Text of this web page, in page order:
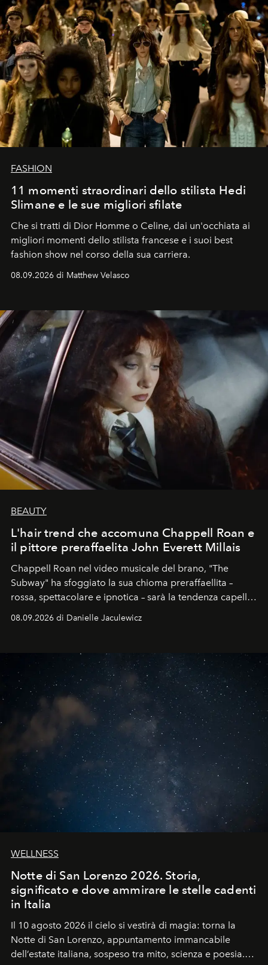
FASHION
11 momenti straordinari dello stilista Hedi
Slimane e le sue migliori sfilate
Che si tratti di Dior Homme o Celine, dai un'occhiata ai
migliori momenti dello stilista francese e i suoi best
fashion show nel corso della sua carriera.
08.09.2026 di Matthew Velasco
BEAUTY
L'hair trend che accomuna Chappell Roan e
il pittore preraffaelita John Everett Millais
Chappell Roan nel video musicale del brano, "The
Subway" ha sfoggiato la sua chioma preraffaellita –
rossa, spettacolare e ipnotica – sarà la tendenza capelli
dell'autunno?
08.09.2026 di Danielle Jaculewicz
WELLNESS
Notte di San Lorenzo 2026. Storia,
significato e dove ammirare le stelle cadenti
in Italia
Il 10 agosto 2026 il cielo si vestirà di magia: torna la
Notte di San Lorenzo, appuntamento immancabile
dell’estate italiana, sospeso tra mito, scienza e poesia.